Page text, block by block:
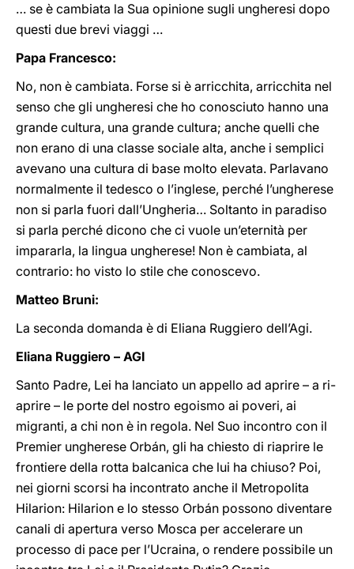
… se è cambiata la Sua opinione sugli ungheresi dopo
questi due brevi viaggi …
Papa Francesco:
No, non è cambiata. Forse si è arricchita, arricchita nel
senso che gli ungheresi che ho conosciuto hanno una
grande cultura, una grande cultura; anche quelli che
non erano di una classe sociale alta, anche i semplici
avevano una cultura di base molto elevata. Parlavano
normalmente il tedesco o l’inglese, perché l’ungherese
non si parla fuori dall’Ungheria… Soltanto in paradiso
si parla perché dicono che ci vuole un’eternità per
impararla, la lingua ungherese! Non è cambiata, al
contrario: ho visto lo stile che conoscevo.
Matteo Bruni:
La seconda domanda è di Eliana Ruggiero dell’Agi.
Eliana Ruggiero – AGI
Santo Padre, Lei ha lanciato un appello ad aprire – a ri-
aprire – le porte del nostro egoismo ai poveri, ai
migranti, a chi non è in regola. Nel Suo incontro con il
Premier ungherese Orbán, gli ha chiesto di riaprire le
frontiere della rotta balcanica che lui ha chiuso? Poi,
nei giorni scorsi ha incontrato anche il Metropolita
Hilarion: Hilarion e lo stesso Orbán possono diventare
canali di apertura verso Mosca per accelerare un
processo di pace per l’Ucraina, o rendere possibile un